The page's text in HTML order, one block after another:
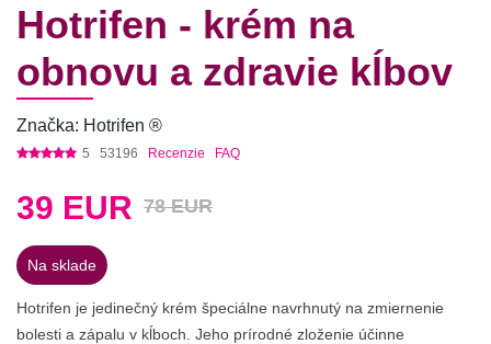
Hotrifen - krém na
obnovu a zdravie kĺbov
Značka: Hotrifen ®
5 53196 Recenzie FAQ
39 EUR 78 EUR
Na sklade
Hotrifen je jedinečný krém špeciálne navrhnutý na zmiernenie
bolesti a zápalu v kĺboch. Jeho prírodné zloženie účinne